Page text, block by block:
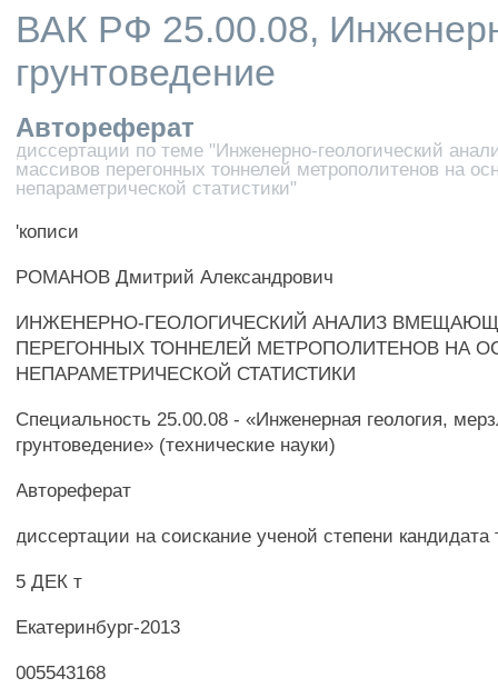
ВАК РФ 25.00.08,
грунтоведение
Автореферат
диссертации по теме "Инженерно-геологический
массивов перегонных тоннелей метрополитенов на
непараметрической статистики"
'кописи
РОМАНОВ Дмитрий Александрович
ИНЖЕНЕРНО-ГЕОЛОГИЧЕСКИЙ АНАЛИЗ
ПЕРЕГОННЫХ ТОННЕЛЕЙ МЕТРОПОЛИТЕНОВ НА
НЕПАРАМЕТРИЧЕСКОЙ СТАТИСТИКИ
Специальность 25.00.08 - «Инженерная геология,
грунтоведение» (технические науки)
Автореферат
диссертации на соискание ученой степени кандидата
5 ДЕК т
Екатеринбург-2013
005543168